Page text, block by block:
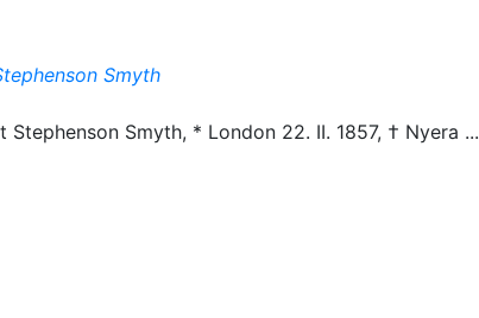
Smyth
Stephenson Smyth, * London 22. II. 1857, † Nyera ...